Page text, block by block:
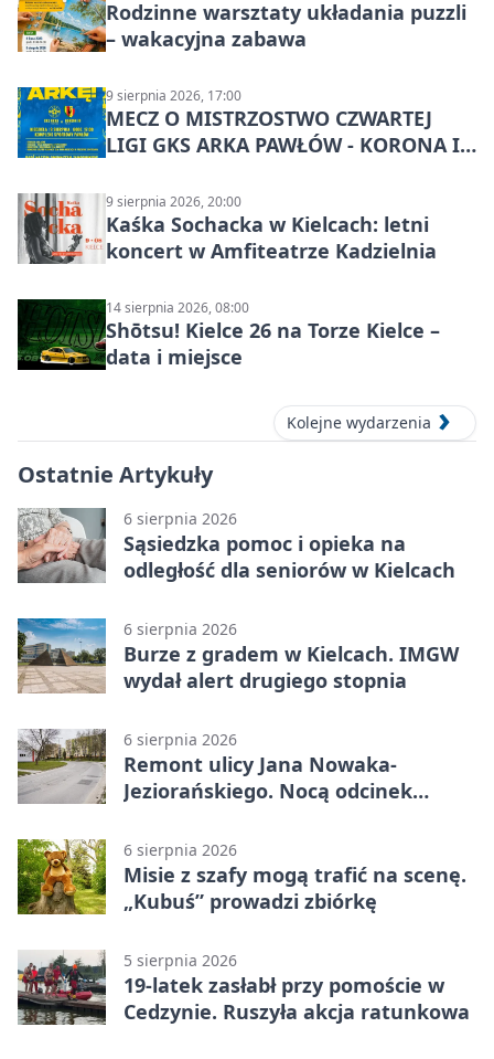
Rodzinne warsztaty układania puzzli
– wakacyjna zabawa
9 sierpnia 2026, 17:00
MECZ O MISTRZOSTWO CZWARTEJ
LIGI GKS ARKA PAWŁÓW - KORONA III
9 sierpnia 2026, 20:00
Kaśka Sochacka w Kielcach: letni
koncert w Amfiteatrze Kadzielnia
14 sierpnia 2026, 08:00
Shōtsu! Kielce 26 na Torze Kielce –
data i miejsce
Kolejne wydarzenia
Ostatnie Artykuły
6 sierpnia 2026
Sąsiedzka pomoc i opieka na
odległość dla seniorów w Kielcach
6 sierpnia 2026
Burze z gradem w Kielcach. IMGW
wydał alert drugiego stopnia
6 sierpnia 2026
Remont ulicy Jana Nowaka-
Jeziorańskiego. Nocą odcinek
6 sierpnia 2026
Misie z szafy mogą trafić na scenę.
„Kubuś” prowadzi zbiórkę
5 sierpnia 2026
19-latek zasłabł przy pomoście w
Cedzynie. Ruszyła akcja ratunkowa